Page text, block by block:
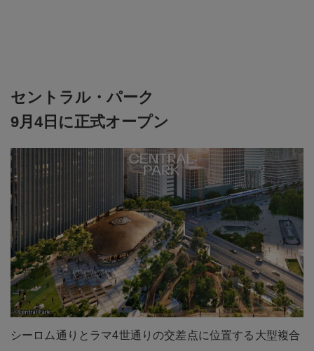
セントラル・パーク
9月4日に正式オープン
シーロム通りとラマ4世通りの交差点に位置する大型複合